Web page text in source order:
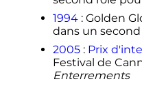
1994 : Golden
dans un
2005 : Prix
Festival de
Enterrements